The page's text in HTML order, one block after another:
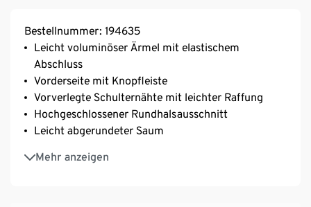
Bestellnummer: 194635
Leicht voluminöser Ärmel mit elastischem
Abschluss
Vorderseite mit Knopfleiste
Vorverlegte Schulternähte mit leichter Raffung
Hochgeschlossener Rundhalsausschnitt
Leicht abgerundeter Saum
Mehr anzeigen
Ganzflächige Stickerei